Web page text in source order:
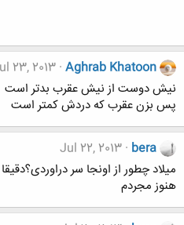
Aghrab Khatoon
23, 2013
نیش دوست از نیش عقرب بدتر است
پس بزن عقرب که دردش کمتر است
bera
Jul 22, 2013
میلاد چطور از اونجا سر
هنوز مجردم